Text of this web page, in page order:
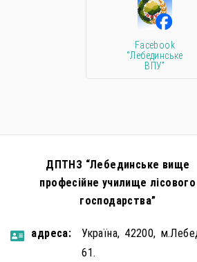
Facebook
“Лебединське
ВПУ”
ДПТНЗ “Лебединське вище
професійне училище лісового
господарства”
aдресa:
Україна, 42200,
61.